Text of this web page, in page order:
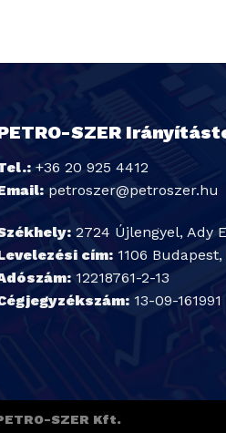
SZER
+36 20 925 4412
petroszer@petroszer.hu
2724 Újlengyel, Ady
cím:1106
12218761-2-13
13-09-161991
SZER Kft.